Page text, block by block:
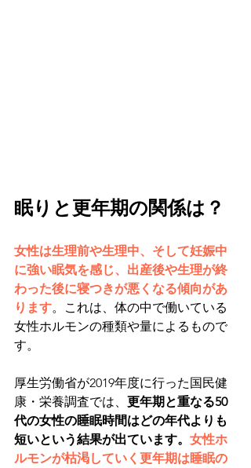
眠りと更年期の関係は？
女性は生理前や生理中、そして妊娠中
に強い眠気を感じ、出産後や生理が終
わった後に寝つきが悪くなる傾向があ
ります。これは、体の中で働いている
女性ホルモンの種類や量によるもので
す。
厚生労働省が2019年度に行った国民健
康・栄養調査では、 更年期と重なる50
代の女性の睡眠時間はどの年代よりも
短いという結果が出ています。 女性ホ
ルモンが枯渇していく更年期は睡眠の